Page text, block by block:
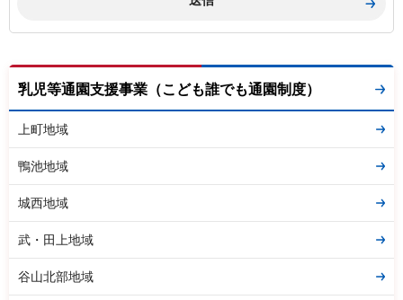
乳児等通園支援事業（こども誰でも通園制度）
上町地域
鴨池地域
城西地域
武・田上地域
谷山北部地域